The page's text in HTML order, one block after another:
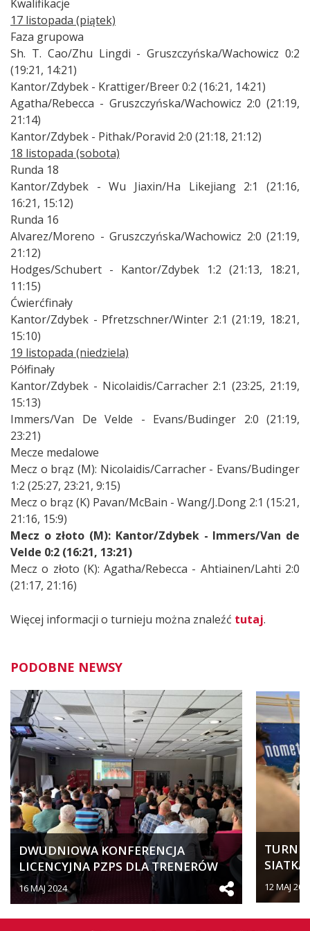
Kwalifikacje
17 listopada (piątek)
Faza grupowa
Sh. T. Cao/Zhu Lingdi - Gruszczyńska/Wachowicz 0:2
(19:21, 14:21)
Kantor/Zdybek - Krattiger/Breer 0:2 (16:21, 14:21)
Agatha/Rebecca - Gruszczyńska/Wachowicz 2:0 (21:19,
21:14)
Kantor/Zdybek - Pithak/Poravid 2:0 (21:18, 21:12)
18 listopada (sobota)
Runda 18
Kantor/Zdybek - Wu Jiaxin/Ha Likejiang 2:1 (21:16,
16:21, 15:12)
Runda 16
Alvarez/Moreno - Gruszczyńska/Wachowicz 2:0 (21:19,
21:12)
Hodges/Schubert - Kantor/Zdybek 1:2 (21:13, 18:21,
11:15)
Ćwierćfinały
Kantor/Zdybek - Pfretzschner/Winter 2:1 (21:19, 18:21,
15:10)
19 listopada (niedziela)
Półfinały
Kantor/Zdybek - Nicolaidis/Carracher 2:1 (23:25, 21:19,
15:13)
Immers/Van De Velde - Evans/Budinger 2:0 (21:19,
23:21)
Mecze medalowe
Mecz o brąz (M): Nicolaidis/Carracher - Evans/Budinger
1:2 (25:27, 23:21, 9:15)
Mecz o brąz (K) Pavan/McBain - Wang/J.Dong 2:1 (15:21,
21:16, 15:9)
Mecz o złoto (M): Kantor/Zdybek - Immers/Van de
Velde 0:2 (16:21, 13:21)
Mecz o złoto (K): Agatha/Rebecca - Ahtiainen/Lahti 2:0
(21:17, 21:16)
Więcej informacji o turnieju można znaleźć tutaj.
PODOBNE NEWSY
DWUDNIOWA KONFERENCJA
LICENCYJNA PZPS DLA TRENERÓW
SZCZEBLA...
16 MAJ 2024 12 MAJ